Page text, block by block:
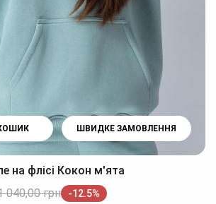
ШВИДКЕ ЗАМОВЛЕННЯ
на флісі Кокон м'ята
040,00 грн -12.5%